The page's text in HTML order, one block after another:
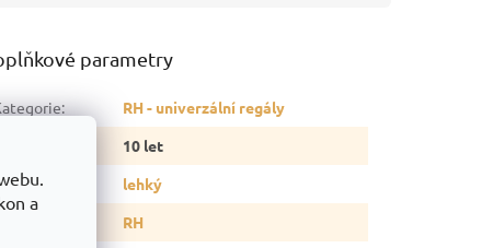
a
parametry
:
RH - univerzální regály
10 let
regálu
lehký
RH